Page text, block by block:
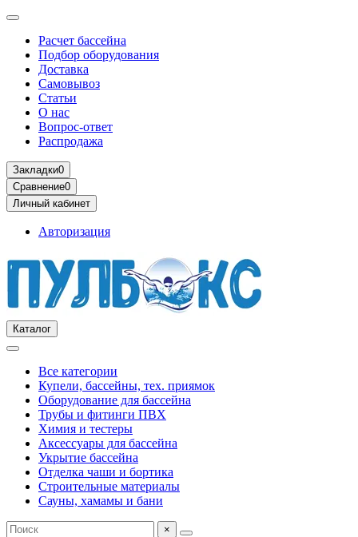
Расчет бассейна
Подбор оборудования
Доставка
Самовывоз
Статьи
О нас
Вопрос-ответ
Распродажа
Закладки0
Сравнение0
Личный кабинет
Авторизация
Каталог
Все категории
Купели, бассейны, тех. приямок
Оборудование для бассейна
Трубы и фитинги ПВХ
Химия и тестеры
Аксессуары для бассейна
Укрытие бассейна
Отделка чаши и бортика
Строительные материалы
Сауны, хамамы и бани
×